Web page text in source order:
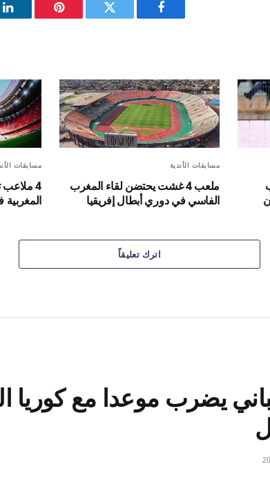
فيسبوك
تويتر بينتيريست
مسابقات الأندية
ملعب 4 غشت يحتضن لقاء المغرب
الفاسي في دوري أبطال إفريقيا
مسابقات
4 ملاعب
المغربية
اترك تعليقاً
يضرب موعدا مع كوريا